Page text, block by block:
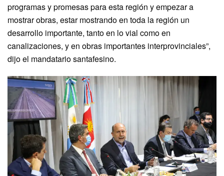
programas y promesas para esta región y empezar a
mostrar obras, estar mostrando en toda la región un
desarrollo importante, tanto en lo vial como en
canalizaciones, y en obras importantes interprovinciales”,
dijo el mandatario santafesino.